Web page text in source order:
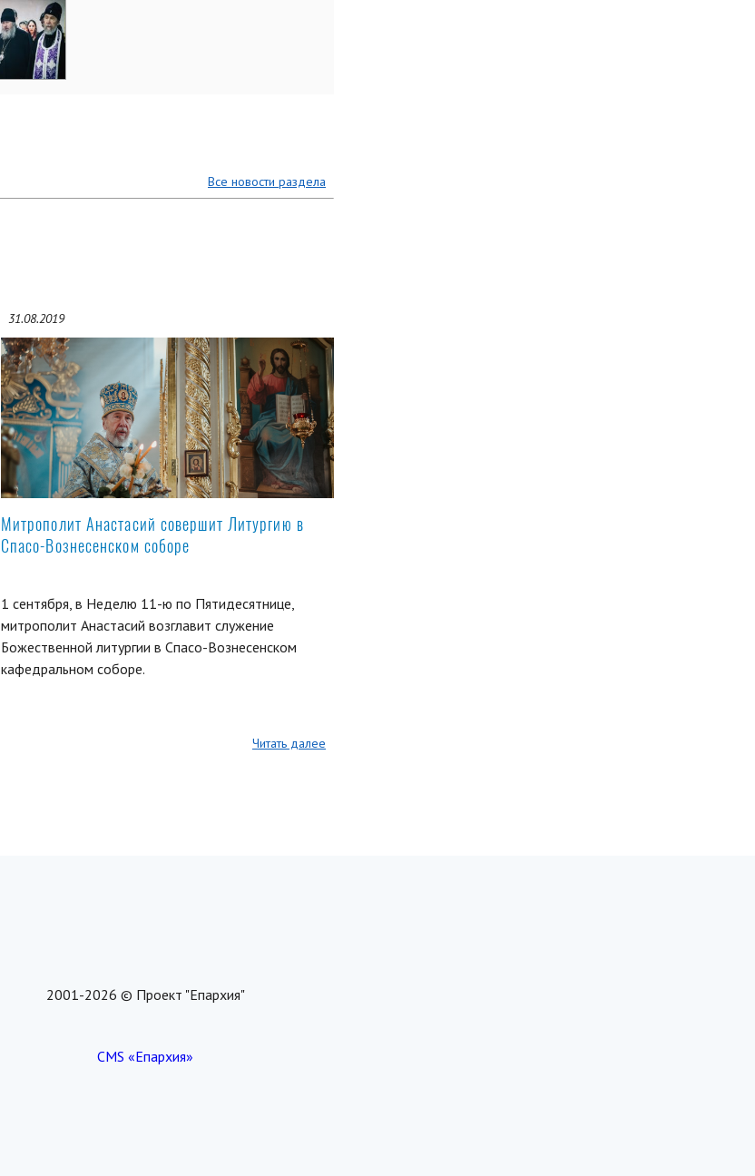
Все новости раздела
31.08.2019
Митрополит Анастасий совершит Литургию в
Спасо-Вознесенском соборе
1 сентября, в Неделю 11-ю по Пятидесятнице,
митрополит Анастасий возглавит служение
Божественной литургии в Спасо-Вознесенском
кафедральном соборе.
Читать далее
2001-2026 © Проект "Епархия"
CMS «Епархия»